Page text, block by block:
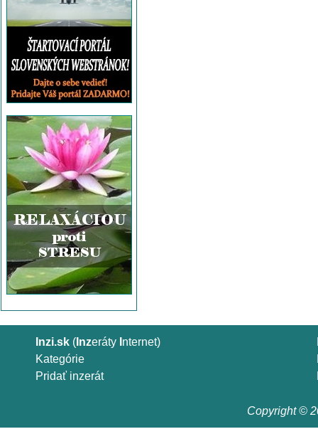
Inzi.sk ( Inzeráty nternet)
Kategórie
Pridať inzerát
Copyright ©